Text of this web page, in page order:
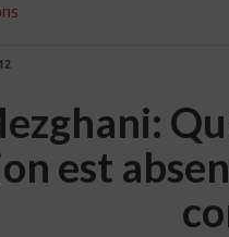
est